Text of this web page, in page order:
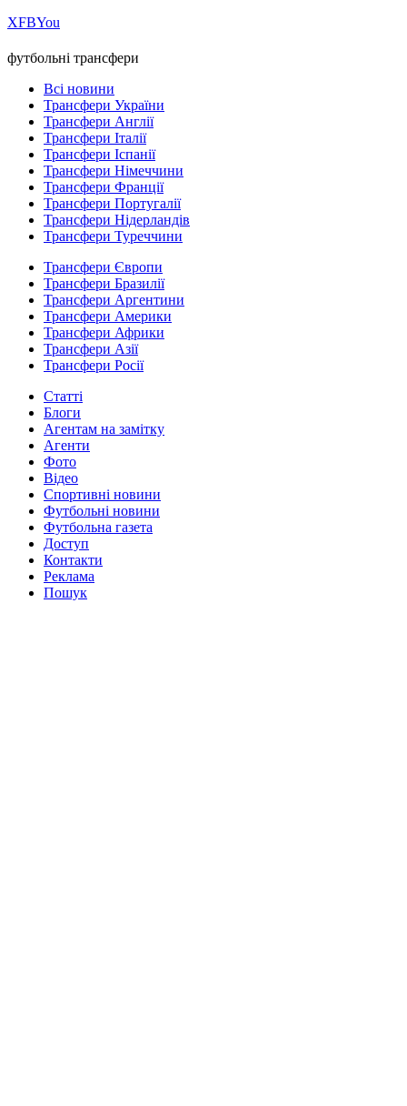
ХFBYou
футбольні трансфери
Всі новини
Трансфери України
Трансфери Англії
Трансфери Італії
Трансфери Іспанії
Трансфери Німеччини
Трансфери Франції
Трансфери Португалії
Трансфери Нідерландів
Трансфери Туреччини
Трансфери Європи
Трансфери Бразилії
Трансфери Аргентини
Трансфери Америки
Трансфери Африки
Трансфери Азії
Трансфери Росії
Статті
Блоги
Агентам на замітку
Агенти
Фото
Відео
Спортивні новини
Футбольні новини
Футбольна газета
Доступ
Контакти
Реклама
Пошук